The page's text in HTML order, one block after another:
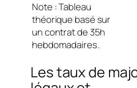
Note : Tableau
théorique basé sur
un contrat de 35h
hebdomadaires.
Les taux de